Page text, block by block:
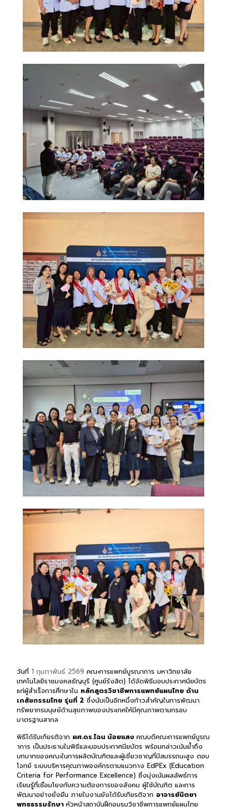
วันที่ 1 กุมภาพันธ์ 2569 คณะการแพทย์บูรณาการ มหาวิทยาลัย
เทคโนโลยีราชมงคลธัญบุรี (ศูนย์รังสิต) ได้จัดพิธีมอบประกาศนียบัตร
แก่ผู้สำเร็จการศึกษาใน หลักสูตรวิชาชีพการแพทย์แผนไทย ด้าน
เภสัชกรรมไทย รุ่นที่ 2 ซึ่งนับเป็นอีกหนึ่งก้าวสำคัญในการพัฒนา
ทรัพยากรมนุษย์ด้านสุขภาพของประเทศให้มีคุณภาพตามกรอบ
มาตรฐานสากล
พิธีได้รับเกียรติจาก ผศ.ดร.ไฉน น้อยแสง คณบดีคณะการแพทย์บูรณ
าการ เป็นประธานในพิธีและมอบประกาศนียบัตร พร้อมกล่าวเน้นย้ำถึง
บทบาทของคณะในการผลิตบัณฑิตและผู้เชี่ยวชาญที่มีสมรรถนะสูง ตอบ
โจทย์ ระบบบริหารคุณภาพองค์กรตามแนวทาง EdPEx (Education
Criteria for Performance Excellence) ซึ่งมุ่งเน้นผลลัพธ์การ
เรียนรู้ที่เชื่อมโยงกับความต้องการของสังคม ผู้ใช้บัณฑิต และการ
พัฒนาอย่างยั่งยืน ภายในงานยังได้รับเกียรติจาก อาจารย์นิตยา
พุทธธรรมรักษา หัวหน้าสถาบันฝึกอบรมวิชาชีพการแพทย์แผนไทย